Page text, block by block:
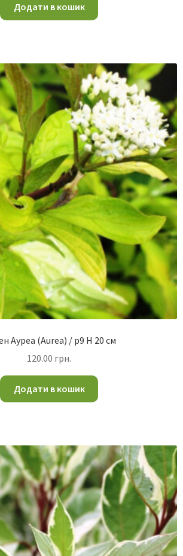
Додати в кошик
Ауреа (Aurea) / p9 H 20 см
120.00 грн.
Додати в кошик